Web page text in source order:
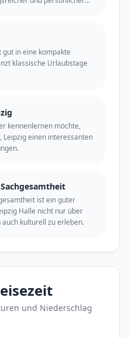
gut in eine kompakte
klassische Urlaubstage
kennenlernen möchte,
Leipzig einen interessanten
ist ein guter
Halle nicht nur über
kulturell zu erleben.
und Niederschlag